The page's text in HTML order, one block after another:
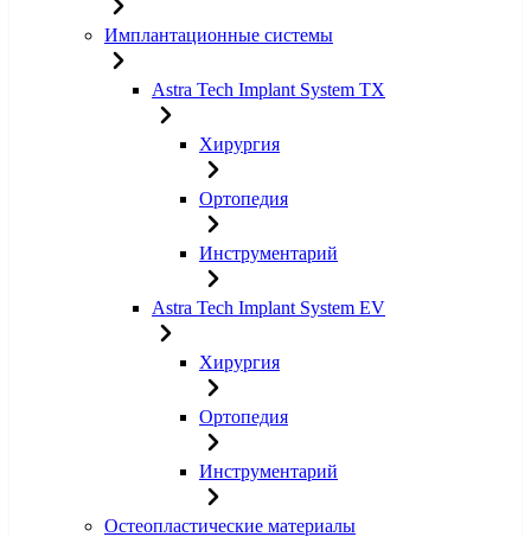
Имплантационные системы
Astra Tech Implant System TX
Хирургия
Ортопедия
Инструментарий
Astra Tech Implant System EV
Хирургия
Ортопедия
Инструментарий
Остеопластические материалы